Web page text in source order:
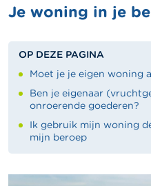
Je woning in je
OP DEZE PAGINA
Moet je je eigen woning
Ben je eigenaar
onroerende goederen?
Ik gebruik mijn woning
mijn beroep